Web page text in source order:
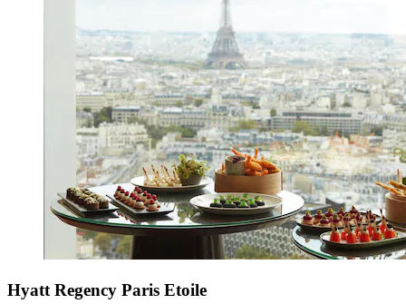
Hyatt Regency Paris Etoile